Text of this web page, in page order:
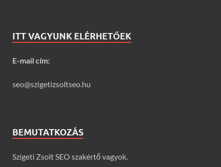
ITT VAGYUNK ELÉRHETŐEK
E-mail cím:
seo@szigetizsoltseo.hu
BEMUTATKOZÁS
Szigeti Zsolt SEO szakértő vagyok.